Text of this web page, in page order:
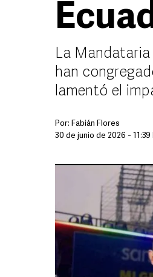
La
han
lamentó el
Por: Fabián Flores
30 de junio de 2026 - 11:39